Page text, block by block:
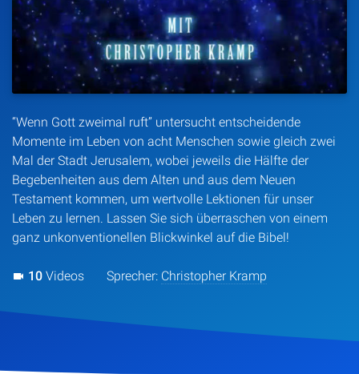
“Wenn Gott zweimal ruft” untersucht entscheidende
Momente im Leben von acht Menschen sowie gleich zwei
Mal der Stadt Jerusalem, wobei jeweils die Hälfte der
Begebenheiten aus dem Alten und aus dem Neuen
Testament kommen, um wertvolle Lektionen für unser
Leben zu lernen. Lassen Sie sich überraschen von einem
ganz unkonventionellen Blickwinkel auf die Bibel!
10 Videos Sprecher: Christopher Kramp
Artikel
Podcasts
Über Uns
Kontakt
Spenden